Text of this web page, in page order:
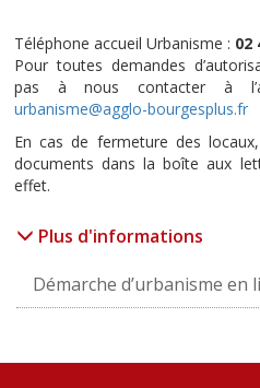
Téléphone accueil Urbanisme : 02
Pour toutes demandes
pas à nous contacter à
urbanisme@agglo-bourgesplus.fr
En cas de fermeture des
documents dans la boîte aux
effet.
Plus d'informations
Démarche d’urbanisme en